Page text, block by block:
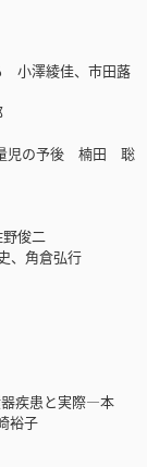
小澤綾佳、市田蕗
量児の予後 楠田 聡
俊二
、角倉弘行
疾患と実際―本
裕子